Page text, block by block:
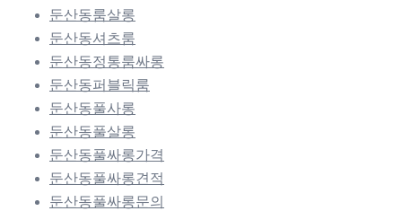
둔산동룸살롱
둔산동셔츠룸
둔산동정통룸싸롱
둔산동퍼블릭룸
둔산동풀사롱
둔산동풀살롱
둔산동풀싸롱가격
둔산동풀싸롱견적
둔산동풀싸롱문의